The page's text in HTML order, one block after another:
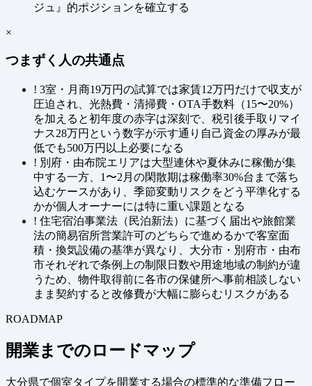
ジュ』的ポジションを確立する
×
つまずく人の共通点
! 3室・月商19万円の試算では家賃12万円だけで収支が
圧迫され、光熱費・清掃費・OTA手数料（15〜20%）
を加えると初年度の赤字は深刻で、税引後手取りマイ
ナス28万円という数字が示す通り自己資金の厚みが最
低でも500万円以上必要になる
! 別府・由布院エリアは大型連休や夏休みに稼働が集
中する一方、1〜2月の閑散期は稼働率30%台まで落ち
込むケースがあり、季節変動リスクをどう平準化する
かが個人オーナーには特に重い課題となる
! 住宅宿泊事業法（民泊新法）に基づく届出や旅館業
法の簡易宿所営業許可のどちらで進めるかで客室面
積・換気設備の基準が異なり、大分市・別府市・由布
市それぞれで条例上の制限日数や用途地域の制約が違
うため、物件取得前に各市の保健所へ事前相談しない
まま契約すると改修費が大幅に膨らむリスクがある
ROADMAP
開業までのロードマップ
大分県で個室タイプを開業する場合の標準的な準備フロー